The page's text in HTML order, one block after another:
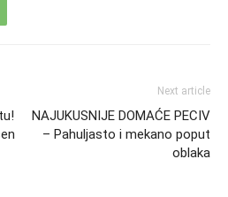
Next article
NAJUKUSNIJE DOMAĆE PECIV
– Pahuljasto i mekano poput
oblaka